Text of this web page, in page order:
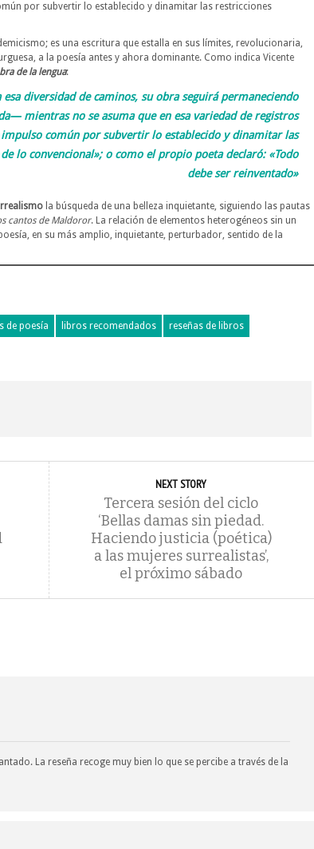
por subvertir lo establecido y dinamitar las restricciones
es una escritura que estalla en sus límites, revolucionaria,
a la poesía antes y ahora dominante. Como indica Vicente
de la lengua:
diversidad de caminos, su obra seguirá permaneciendo
mientras no se asuma que en esa variedad de registros
común por subvertir lo establecido y dinamitar las
lo convencional»; o como el propio poeta declaró: «Todo
debe ser reinventado»
la búsqueda de una belleza inquietante, siguiendo las pautas
cantos de Maldoror. La relación de elementos heterogéneos sin un
en su más amplio, inquietante, perturbador, sentido de la
de poesía libros recomendados reseñas de libros
NEXT STORY
Tercera sesión del ciclo
‘Bellas damas sin piedad.
Haciendo justicia (poética)
a las mujeres surrealistas’,
el próximo sábado
La reseña recoge muy bien lo que se percibe a través de la